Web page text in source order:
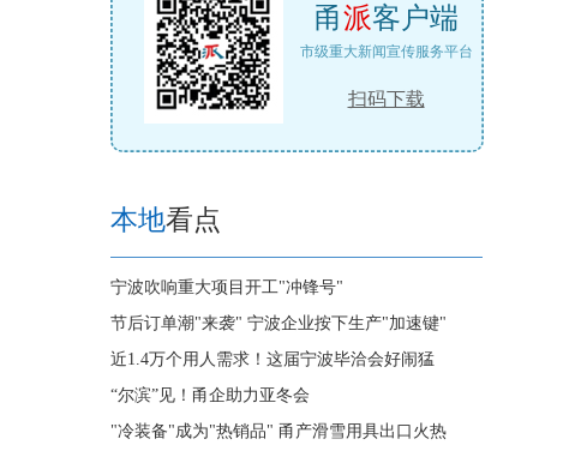
甬派客户端
市级重大新闻宣传服务平台
扫码下载
本地看点
宁波吹响重大项目开工"冲锋号"
节后订单潮"来袭" 宁波企业按下生产"加速键"
近1.4万个用人需求！这届宁波毕洽会好闹猛
“尔滨”见！甬企助力亚冬会
"冷装备"成为"热销品" 甬产滑雪用具出口火热